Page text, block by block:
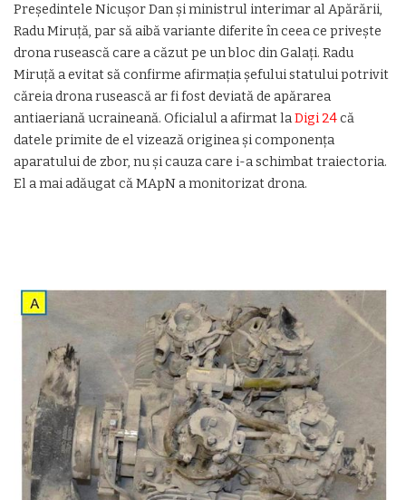
Președintele Nicușor Dan și ministrul interimar al Apărării,
Radu Miruță, par să aibă variante diferite în ceea ce privește
drona rusească care a căzut pe un bloc din Galați. Radu
Miruță a evitat să confirme afirmația șefului statului potrivit
căreia drona rusească ar fi fost deviată de apărarea
antiaeriană ucraineană. Oficialul a afirmat laDigi 24că
datele primite de el vizează originea și componența
aparatului de zbor, nu și cauza care i-a schimbat traiectoria.
El a mai adăugat că MApN a monitorizat drona.